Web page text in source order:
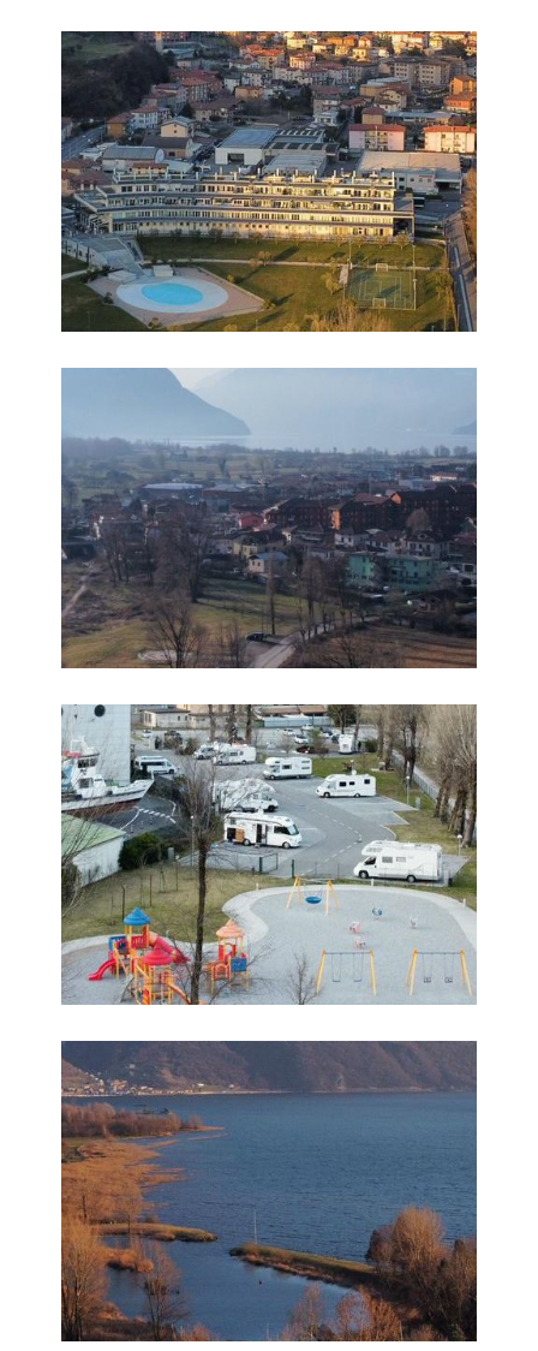
Foto 4
Foto 7
Foto 8